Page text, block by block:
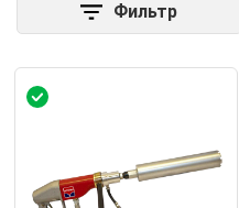
Фильтр